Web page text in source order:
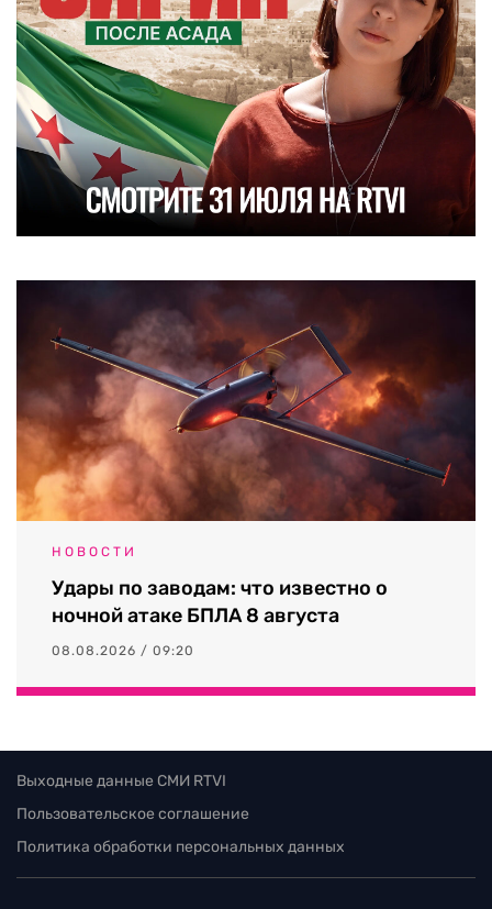
НОВОСТИ
Удары по заводам: что известно о
ночной атаке БПЛА 8 августа
08.08.2026 / 09:20
Выходные данные СМИ RTVI
Пользовательское соглашение
Политика обработки персональных данных